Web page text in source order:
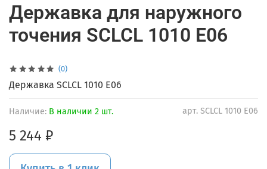
(0)
арт. SCLCL 1010 E06
Наличие: В наличии 2 шт.
Державка для наружного
точения SCLCL 1010 E06
5 244 ₽
Державка SCLCL 1010 E06